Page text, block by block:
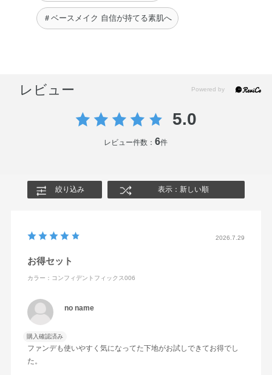
Al・ラウロイルリシン・水酸化Al・フェノキシエタノー
ル・酸化チタン・酸化鉄
キサノイン・ジカプリン酸ポリグリセリル－6・ジカプリ
ン酸PG・ジオレイン酸ポリグリセリル－10・ミリスチン
酸イソプロピル・水添ポリイソブテン・イソノナン酸イソ
トリデシル・オリーブ果実油・ゴマ種子油・サフラワー
油・トコフェロール・ホホバ種子油・BHT・シクロヘキサ
水・メチルトリメチコン・ジメチコン・エタノール・グリ
ン・ジフェニルシロキシフェニルトリメチコン・トリメチ
ルシロキシケイ酸・（ジメチコン／ビニルトリメチルシロ
イヒ酸エチルヘキシル・合成フルオロフロゴパイト・ワセ
リン・シリカ・ラウリルPEG－9ポリジメチルシロキシエ
チルジメチコン・エチルヘキサン酸セチル・BG・アルガニ
＃ベースメイク 自信が持てる素肌へ
レビュー
5.0
レビュー件数：6件
絞り込み 表示：新しい順
2026.7.29
お得セット
カラー：コンフィデントフィックス006
no name
購入確認済み
ファンデも使いやすく気になってた下地がお試しできてお得でし
た。